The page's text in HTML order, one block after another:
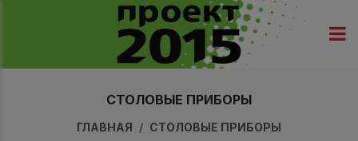
СТОЛОВЫЕ ПРИБОРЫ
ГЛАВНАЯ СТОЛОВЫЕ ПРИБОРЫ